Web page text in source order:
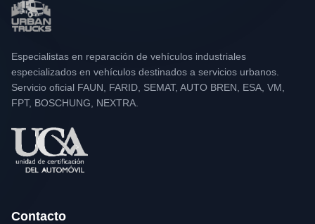
Especialistas en reparación de vehículos industriales
especializados en vehículos destinados a servicios urbanos.
Servicio oficial FAUN, FARID, SEMAT, AUTO BREN, ESA, VM,
FPT, BOSCHUNG, NEXTRA.
Contacto